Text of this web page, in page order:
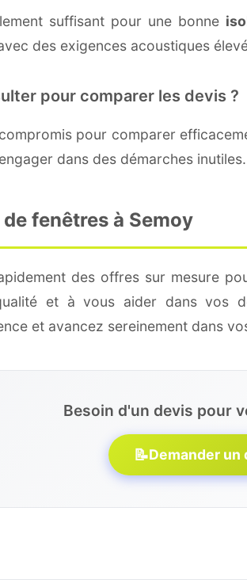
suffisant pour une bonne
des exigences acoustiques
pour comparer les devis ?
pour comparer
dans des démarches inutiles.
fenêtres à Semoy
des offres sur mesure
et à vous aider dans vos
et avancez sereinement dans
Besoin d'un devis pour
📝Demander